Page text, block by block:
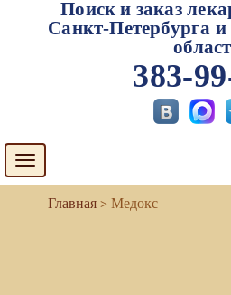
Поиск и заказ
Санкт-Петербурга
383-
Toggle
navigation
Медокс